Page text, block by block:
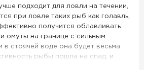
подходит для ловли на течении,
при ловле таких рыб как голавль,
получится облавливать
омуты на границе с сильным
в стоячей воде она будет весьма
рыбы пошла на спад, и